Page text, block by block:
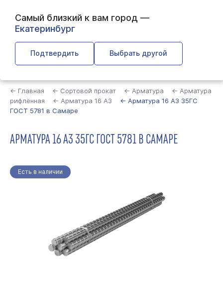
Самый близкий к вам город —
Екатеринбург
Подтвердить Выбрать другой
← Главная ← Сортовой прокат ← Арматура
← Арматура
рифлённая
← Арматура 16 А3
← Арматура 16 А3 35ГС
ГОСТ 5781 в Самаре
АРМАТУРА 16 А3 35ГС ГОСТ 5781 В САМАРЕ
Есть в наличии